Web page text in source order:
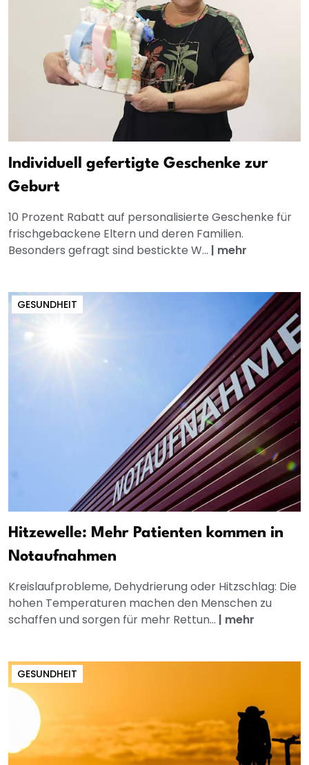
Individuell gefertigte Geschenke zur
Geburt
10 Prozent Rabatt auf personalisierte Geschenke für
frischgebackene Eltern und deren Familien.
Besonders gefragt sind bestickte W... | mehr
GESUNDHEIT
Hitzewelle: Mehr Patienten kommen in
Notaufnahmen
Kreislaufprobleme, Dehydrierung oder Hitzschlag: Die
hohen Temperaturen machen den Menschen zu
schaffen und sorgen für mehr Rettun... | mehr
GESUNDHEIT